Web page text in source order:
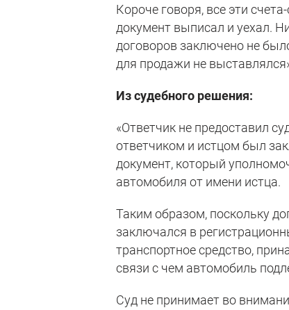
Короче говоря, все эти
документ выписал и уехал.
договоров заключено не
для продажи не
Из судебного решения:
«Ответчик не предоставил
ответчиком и истцом был
документ, который
автомобиля от имени истца.
Таким образом, поскольку
заключался в
транспортное средство,
связи с чем автомобиль
Суд не принимает во